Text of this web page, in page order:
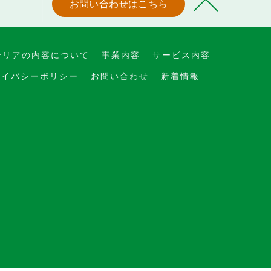
お問い合わせはこちら
アの内容について 事業内容
サービス内容
バシーポリシー お問い合わせ
新着情報